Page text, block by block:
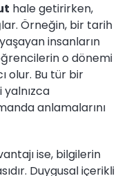
hale getirirken,
Örneğin, bir tarih
insanların
o dönemi
olur. Bu tür bir
anlamalarını
ise, bilgilerin
Duygusal içerikli